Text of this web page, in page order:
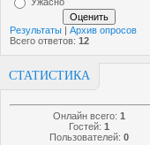
Результаты | Архив опросов
Всего ответов: 12
СТАТИСТИКА
Онлайн всего: 1
Гостей: 1
Пользователей: 0